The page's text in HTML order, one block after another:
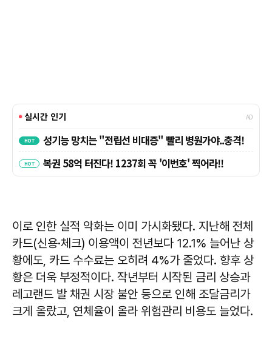
이로 인한 실적 악화는 이미 가시화됐다. 지난해 전체
카드(신용·체크) 이용액이 전년보다 12.1% 늘어난 상
황에도, 카드 수수료는 오히려 4%가 줄었다. 향후 상
황은 더욱 부정적이다. 작년부터 시작된 금리 상승과
레고랜드 발 채권 시장 불안 등으로 인해 조달금리가
크게 올랐고, 연체율이 올라 위험관리 비용도 늘었다.